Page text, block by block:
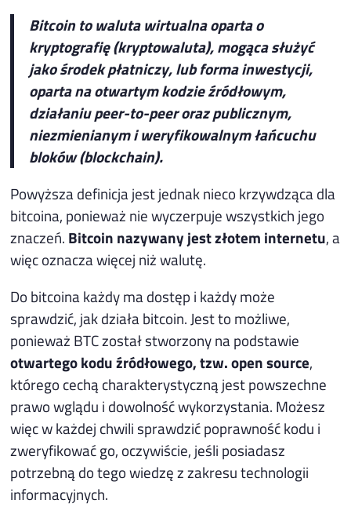
Bitcointo waluta wirtualna oparta o
kryptografię (kryptowaluta), mogąca służyć
jako środek płatniczy, lub forma inwestycji,
oparta na otwartym kodzie źródłowym,
działaniu peer-to-peer oraz publicznym,
niezmienianym i weryfikowalnym łańcuchu
bloków (blockchain).
Powyższa definicja jest jednak nieco krzywdząca dla
bitcoina, ponieważ nie wyczerpuje wszystkich jego
znaczeń. Bitcoin nazywany jestzłotem internetu, a
więc oznacza więcej niż walutę.
Do bitcoina każdy ma dostęp i każdy może
sprawdzić, jak działa bitcoin. Jest to możliwe,
ponieważ BTC został stworzony na podstawie
otwartego kodu źródłowego, tzw. open source,
którego cechą charakterystyczną jest powszechne
prawo wglądu i dowolność wykorzystania. Możesz
więc w każdej chwili sprawdzić poprawność kodu i
zweryfikować go, oczywiście, jeśli posiadasz
potrzebną do tego wiedzę z zakresu technologii
informacyjnych.